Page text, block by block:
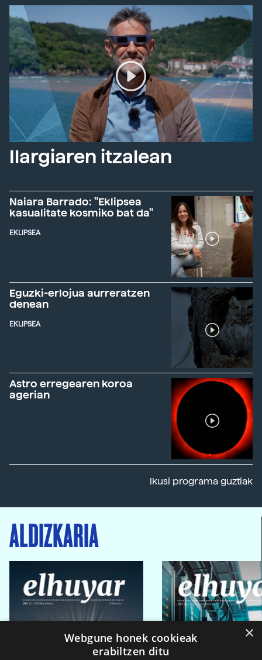
Ilargiaren itzalean
Naiara Barrado: "Eklipsea
kasualitate kosmiko bat da"
EKLIPSEA
Eguzki-erlojua aurreratzen
denean
EKLIPSEA
Astro erregearen koroa
agerian
Ikusi programa guztiak
ALDIZKARIA
×
Webgune honek cookieak
erabiltzen ditu